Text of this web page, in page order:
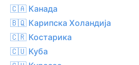
🇨🇦 Канада
🇧🇶 Карипска Холандија
🇨🇷 Костарика
🇨🇺 Куба